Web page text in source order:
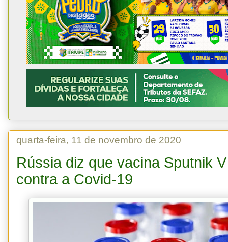
quarta-feira, 11 de novembro de 2020
Rússia diz que vacina Sputnik
contra a Covid-19